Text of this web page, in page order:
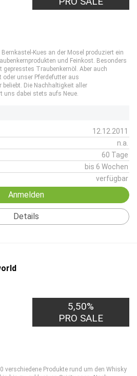
Kues an der Mosel produziert ein
und Feinkost. Besonders
Traubenkernöl. Aber auch
oder unser Pferdefutter aus
Die Nachhaltigkeit aller
uns dabei stets aufs Neue.
12.12.2011
n.a.
60 Tage
bis 6 Wochen
verfügbar
Anmelden
Details
5,50%
PRO SALE
verschiedene Produkte rund um den Whisky